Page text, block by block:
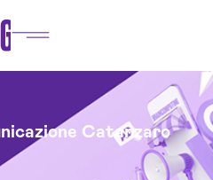
Catanzaro